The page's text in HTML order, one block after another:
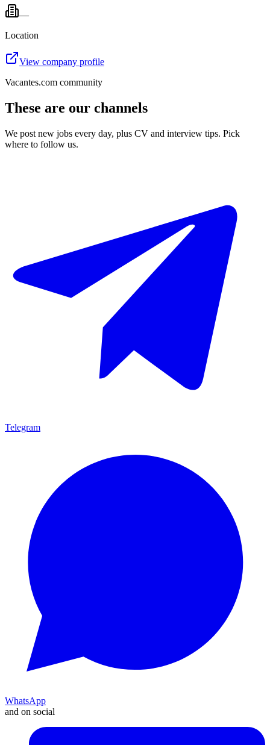
—
Location
View company profile
Vacantes.com community
These are our channels
We post new jobs every day, plus CV and interview tips. Pick
where to follow us.
Telegram
WhatsApp
and on social